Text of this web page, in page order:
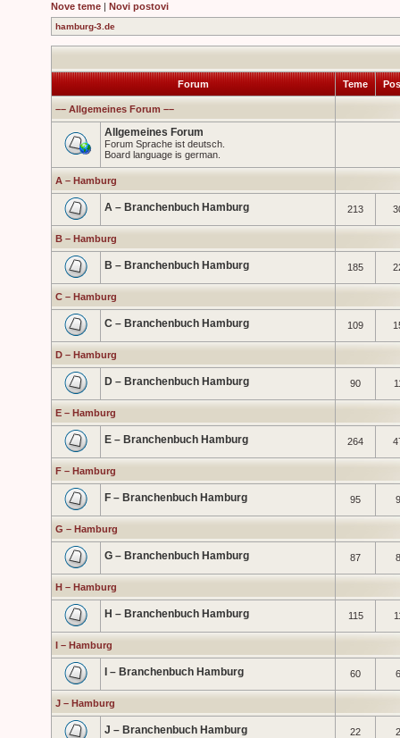
Nove teme | Novi postovi
hamburg-3.de
Forum Teme
–– Allgemeines Forum ––
Allgemeines Forum
Forum Sprache ist deutsch.
Board language is german.
A – Hamburg
A – Branchenbuch Hamburg 213
B – Hamburg
B – Branchenbuch Hamburg 185
C – Hamburg
C – Branchenbuch Hamburg 109
D – Hamburg
D – Branchenbuch Hamburg 90
E – Hamburg
E – Branchenbuch Hamburg 264
F – Hamburg
F – Branchenbuch Hamburg 95
G – Hamburg
G – Branchenbuch Hamburg 87
H – Hamburg
H – Branchenbuch Hamburg 115
I – Hamburg
I – Branchenbuch Hamburg 60
J – Hamburg
J – Branchenbuch Hamburg 22